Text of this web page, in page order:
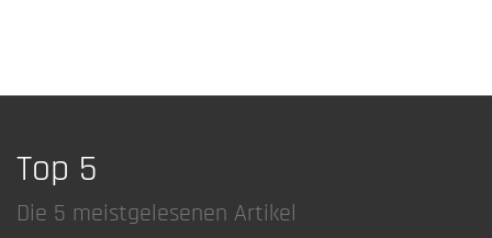
Top 5
Die 5 meistgelesenen Artikel